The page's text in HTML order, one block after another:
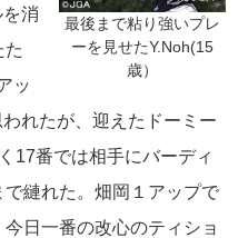
最後まで粘り強いプレ
ーを見せたY.Noh(15
歳）
消
た
ッ
れたが、迎えたドーミー
17番では相手にバーディ
縺れた。畑岡１アップで
日一番の改心のティショ